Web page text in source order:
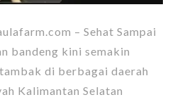
– Sehat Sampai
bandeng kini semakin
di berbagai daerah
Kalimantan Selatan